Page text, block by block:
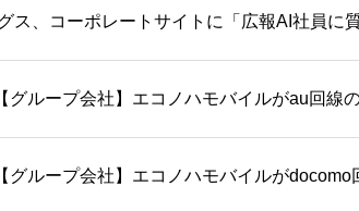
【グループ会社】エコノハモバイルがau回線
【グループ会社】エコノハモバイルが